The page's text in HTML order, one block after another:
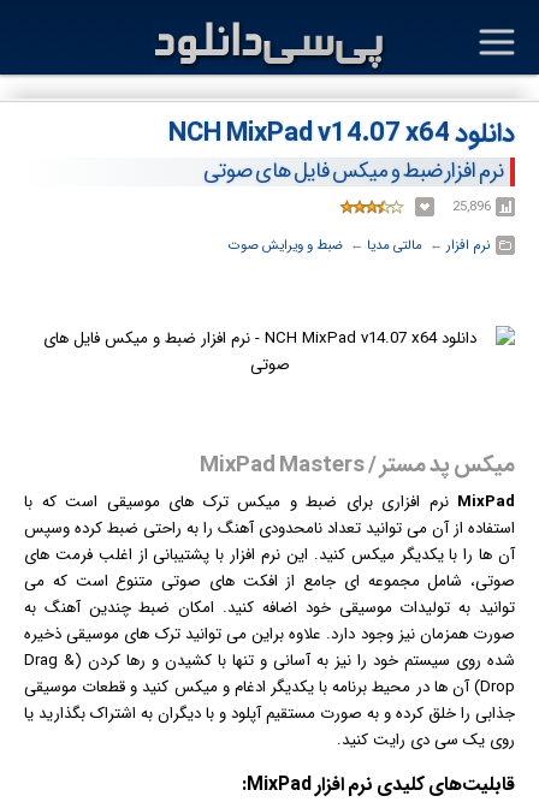
دانلود NCH MixPad v14.07 x64
نرم افزار ضبط و میکس فایل های صوتی
25,896
نرم افزار ← ‏ مالتی مدیا ← ‏ ضبط و ویرایش صوت
میکس پد مستر / MixPad Masters
MixPad نرم افزاری برای ضبط و میکس ترک های موسیقی است که با
استفاده از آن می توانید تعداد نامحدودی آهنگ را به راحتی ضبط کرده وسپس
آن ها را با یکدیگر میکس کنید. این نرم افزار با پشتیبانی از اغلب فرمت های
صوتی، شامل مجموعه ای جامع از افکت های صوتی متنوع است که می
توانید به تولیدات موسیقی خود اضافه کنید. امکان ضبط چندین آهنگ به
صورت همزمان نیز وجود دارد. علاوه براین می توانید ترک های موسیقی ذخیره
شده روی سیستم خود را نیز به آسانی و تنها با کشیدن و رها کردن (Drag &
Drop) آن ها در محیط برنامه با یکدیگر ادغام و میکس کنید و قطعات موسیقی
جذابی را خلق کرده و به صورت مستقیم آپلود و با دیگران به اشتراک بگذارید یا
روی یک سی دی رایت کنید.
قابلیت‌های کلیدی نرم افزار